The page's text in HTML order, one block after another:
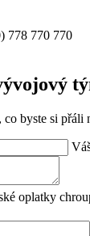
778 770 770
byste si přáli
oplatky